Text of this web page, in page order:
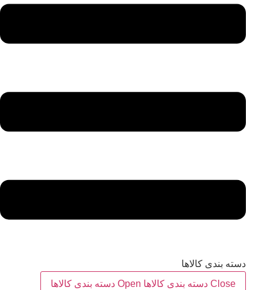
دسته بندی کالاها
Close دسته بندی کالاها
Open دسته بندی کالاها